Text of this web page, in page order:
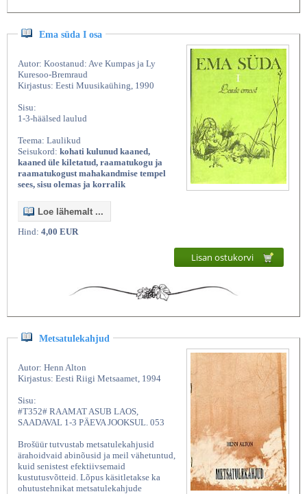
Ema süda I osa
Autor: Koostanud: Ave Kumpas ja Ly
Kuresoo-Bremraud
Kirjastus: Eesti Muusikaühing, 1990
Sisu:
1-3-häälsed laulud
Teema: Laulikud
Seisukord: kohati kulunud kaaned,
kaaned üle kiletatud, raamatukogu ja
raamatukogust mahakandmise tempel
sees, sisu olemas ja korralik
Loe lähemalt ...
Hind: 4,00 EUR
Lisan ostukorvi
Metsatulekahjud
Autor: Henn Alton
Kirjastus: Eesti Riigi Metsaamet, 1994
Sisu:
#T352# RAAMAT ASUB LAOS,
SAADAVAL 1-3 PÄEVA JOOKSUL. 053
Brošüür tutvustab metsatulekahjusid
ärahoidvaid abinõusid ja meil vähetuntud,
kuid senistest efektiivsemaid
kustutusvõtteid. Lõpus käsitletakse ka
ohutustehnikat metsatulekahjude